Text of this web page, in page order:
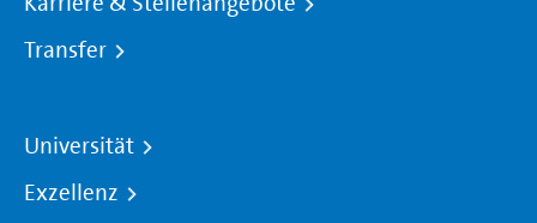
Transfer
Universität
Exzellenz